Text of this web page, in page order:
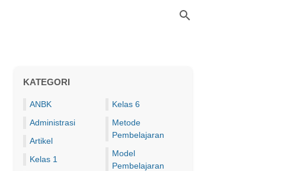
KATEGORI
ANBK
Administrasi
Artikel
Kelas 1
Kelas 6
Metode
Pembelajaran
Model
Pembelajaran